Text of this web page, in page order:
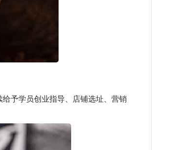
予学员创业指导、店铺选址、营销